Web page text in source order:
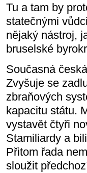
Tu a tam by
statečnými
nějaký nástroj,
bruselské
Současná
Zvyšuje se
zbraňových
kapacitu státu.
vystavět čtyři
Stamiliardy a
Přitom řada
sloužit